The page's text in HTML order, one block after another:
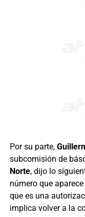
Por su parte,
subcomisión de
Norte, dijo lo
número que
que es una
implica volver a la